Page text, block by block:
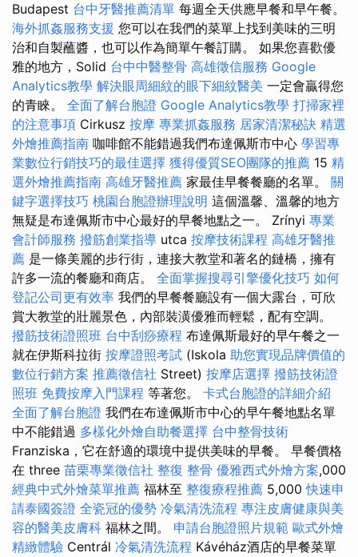
Budapest 台中牙醫推薦清單 每週全天供應早餐和早午餐。
海外抓姦服務支援 您可以在我們的菜單上找到美味的三明
治和自製蘸醬，也可以作為簡單午餐訂購。 如果您喜歡優
雅的地方，Solid 台中中醫整骨 高雄徵信服務 Google
Analytics教學 解決眼周細紋的眼下細紋醫美 一定會贏得您
的青睞。 全面了解台胞證 Google Analytics教學 打掃家裡
的注意事項 Cirkusz 按摩 專業抓姦服務 居家清潔秘訣 精選
外燴推薦指南 咖啡館不能錯過我們布達佩斯市中心 學習專
業數位行銷技巧的最佳選擇 獲得優質SEO團隊的推薦 15 精
選外燴推薦指南 高雄牙醫推薦 家最佳早餐餐廳的名單。 關
鍵字選擇技巧 桃園台胞證辦理說明 這個溫馨、溫馨的地方
無疑是布達佩斯市中心最好的早餐地點之一。 Zrínyi 專業
會計師服務 撥筋創業指導 utca 按摩技術課程 高雄牙醫推
薦 是一條美麗的步行街，連接大教堂和著名的鏈橋，擁有
許多一流的餐廳和商店。 全面掌握搜尋引擎優化技巧 如何
登記公司更有效率 我們的早餐餐廳設有一個大露台，可欣
賞大教堂的壯麗景色，內部裝潢優雅而輕鬆，配有空調。
撥筋技術證照班 台中刮痧療程 布達佩斯最好的早午餐之一
就在伊斯科拉街 按摩證照考試 (Iskola 助您實現品牌價值的
數位行銷方案 推薦徵信社 Street) 按摩店選擇 撥筋技術證
照班 免費按摩入門課程 等著您。 卡式台胞證的詳細介紹
全面了解台胞證 我們在布達佩斯市中心的早午餐地點名單
中不能錯過 多樣化外燴自助餐選擇 台中整骨技術
Franziska，它在舒適的環境中提供美味的早餐。 早餐價格
在 three 苗栗專業徵信社 整復 整骨 優雅西式外燴方案,000
經典中式外燴菜單推薦 福林至 整復療程推薦 5,000快速申
請泰國簽證 全瓷冠的優勢 冷氣清洗流程 專注皮膚健康與美
容的醫美皮膚科 福林之間。 申請台胞證照片規範 歐式外燴
精緻體驗 Centrál 冷氣清洗流程 Kávéház酒店的早餐菜單